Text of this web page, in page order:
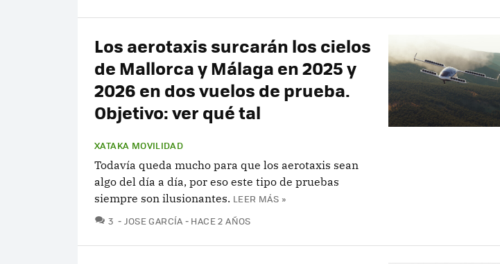
Los aerotaxis surcarán los cielos
de Mallorca y Málaga en 2025 y
2026 en dos vuelos de prueba.
Objetivo: ver qué tal
XATAKA MOVILIDAD
Todavía queda mucho para que los aerotaxis sean
algo del día a día, por eso este tipo de pruebas
siempre son ilusionantes. LEER MÁS »
3 COMENTARIOS
JOSE GARCÍA HACE 2 AÑOS